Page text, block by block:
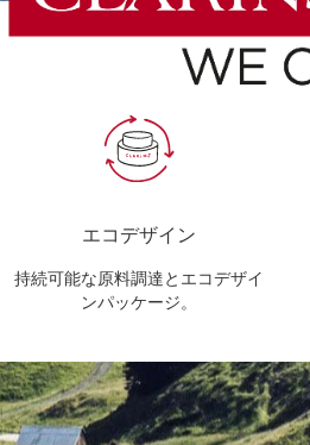
エコデザイン
持続可能な原料調達とエコデザイ
ンパッケージ。